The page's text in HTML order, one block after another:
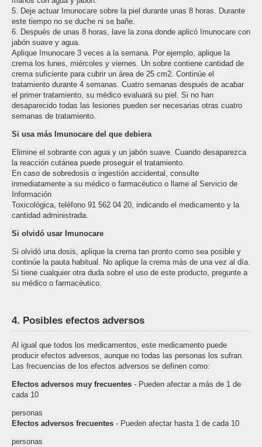
5. Deje actuar Imunocare sobre la piel durante unas 8 horas. Durante
este tiempo no se duche ni se bañe.
6. Después de unas 8 horas, lave la zona donde aplicó Imunocare con
jabón suave y agua.
Aplique Imunocare 3 veces a la semana. Por ejemplo, aplique la
crema los lunes, miércoles y viernes. Un sobre contiene cantidad de
crema suficiente para cubrir un área de 25 cm2. Continúe el
tratamiento durante 4 semanas. Cuatro semanas después de acabar
el primer tratamiento, su médico evaluará su piel. Si no han
desaparecido todas las lesiones pueden ser necesarias otras cuatro
semanas de tratamiento.
Si usa más Imunocare del que debiera
Elimine el sobrante con agua y un jabón suave. Cuando desaparezca
la reacción cutánea puede proseguir el tratamiento.
En caso de sobredosis o ingestión accidental, consulte
inmediatamente a su médico o farmacéutico o llame al Servicio de
Información
Toxicológica, teléfono 91 562 04 20, indicando el medicamento y la
cantidad administrada.
Si olvidó usar Imunocare
Si olvidó una dosis, aplique la crema tan pronto como sea posible y
continúe la pauta habitual. No aplique la crema más de una vez al día.
Si tiene cualquier otra duda sobre el uso de este producto, pregunte a
su médico o farmacéutico.
4. Posibles efectos adversos
Al igual que todos los medicamentos, este medicamento puede
producir efectos adversos, aunque no todas las personas los sufran.
Las frecuencias de los efectos adversos se definen como:
Efectos adversos muy frecuentes - Pueden afectar a más de 1 de
cada 10
personas
Efectos adversos frecuentes - Pueden afectar hasta 1 de cada 10
personas